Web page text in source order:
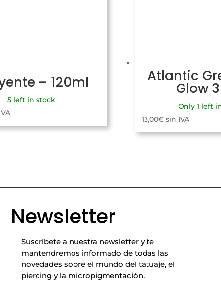
– 120ml
5 left in stock
Atlantic
Glow
Only 1 left
13,00€ sin IVA
Newsletter
Suscríbete a nuestra newsletter y te
mantendremos informado de todas las
novedades sobre el mundo del tatuaje, el
piercing y la micropigmentación.